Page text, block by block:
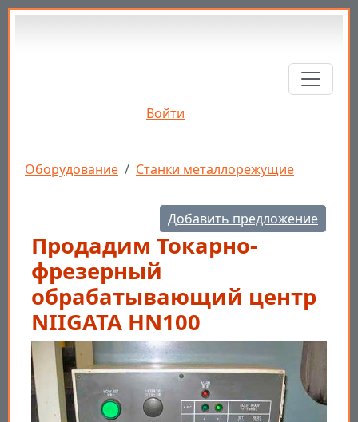
Перейти к основному содержанию
Войти
Строка навигации
Оборудование Станки металлорежущие
Добавить предложение
Продадим Токарно-
фрезерный
обрабатывающий центр
NIIGATA HN100